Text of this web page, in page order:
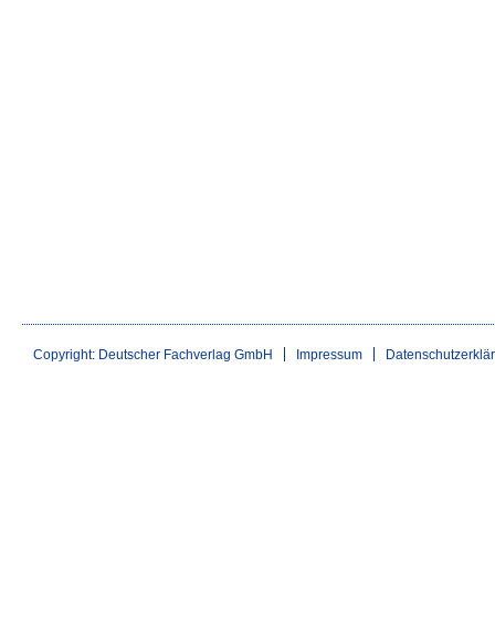
Copyright: Deutscher Fachverlag GmbH Impressum